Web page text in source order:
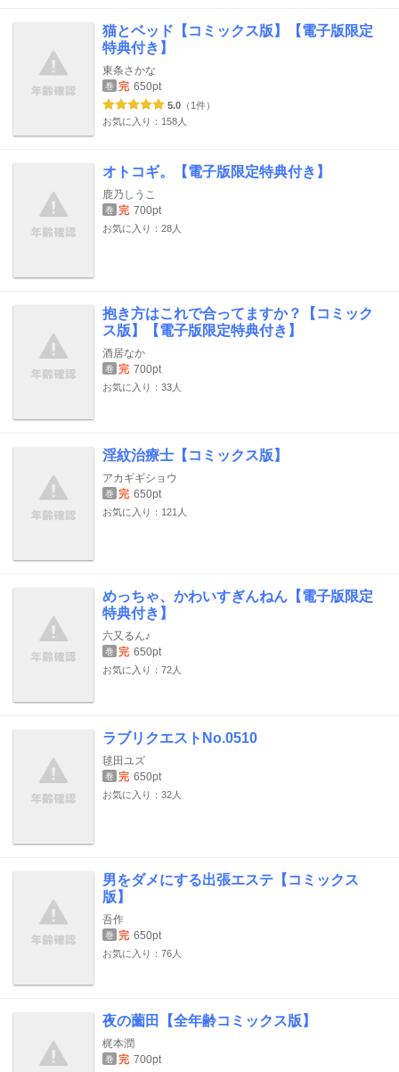
猫とベッド【コミックス版】【電子版限定
特典付き】
東条さかな
巻 完 650pt
5.0 （1件）
お気に入り：158人
オトコギ。【電子版限定特典付き】
鹿乃しうこ
巻 完 700pt
お気に入り：28人
抱き方はこれで合ってますか？【コミック
ス版】【電子版限定特典付き】
酒居なか
巻 完 700pt
お気に入り：33人
淫紋治療士【コミックス版】
アカギギショウ
巻 完 650pt
お気に入り：121人
めっちゃ、かわいすぎんねん【電子版限定
特典付き】
六又るん♪
巻 完 650pt
お気に入り：72人
ラブリクエストNo.0510
毬田ユズ
巻 完 650pt
お気に入り：32人
男をダメにする出張エステ【コミックス
版】
吾作
巻 完 650pt
お気に入り：76人
夜の薗田【全年齢コミックス版】
梶本潤
巻 完 700pt